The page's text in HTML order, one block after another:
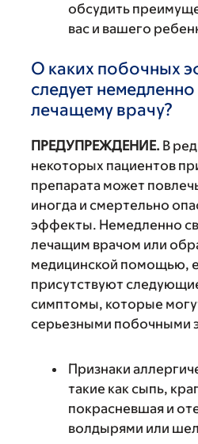
обсудить
вас и вашего
О каких побочных
следует
лечащему врачу?
ПРЕДУПРЕЖДЕНИЕ. В
некоторых пациентов
препарата может
иногда и смертельно
эффекты. Немедленно
лечащим врачом или
медицинской помощью,
присутствуют
симптомы, которые
серьезными побочными
Признаки
такие как сыпь,
покрасневшая и
волдырями или